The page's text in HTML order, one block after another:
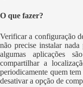
O que fazer?
Verificar a configuração
não precise instalar
algumas aplicações
compartilhar a
periodicamente quem
desativar a opção de